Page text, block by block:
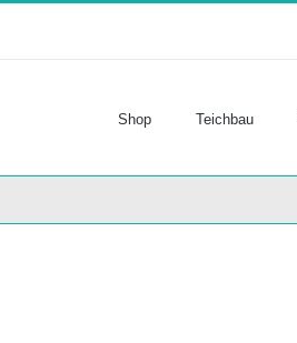
Shop Teichbau